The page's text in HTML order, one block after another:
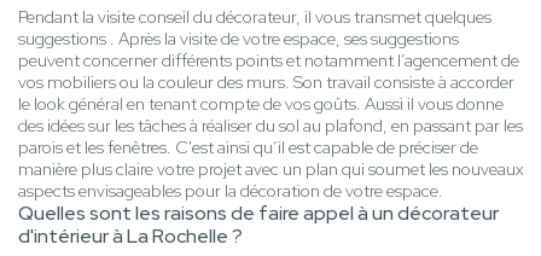
Pendant la visite conseil du décorateur, il vous transmet quelques
suggestions . Après la visite de votre espace, ses suggestions
peuvent concerner différents points et notamment l’agencement de
vos mobiliers ou la couleur des murs. Son travail consiste à accorder
le look général en tenant compte de vos goûts. Aussi il vous donne
des idées sur les tâches à réaliser du sol au plafond, en passant par les
parois et les fenêtres. C'est ainsi qu’il est capable de préciser de
manière plus claire votre projet avec un plan qui soumet les nouveaux
aspects envisageables pour la décoration de votre espace.
Quelles sont les raisons de faire appel à un décorateur
d'intérieur à La Rochelle ?